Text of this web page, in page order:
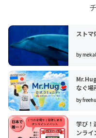
ストマ
by
なぐ場
by
学び！
ンラ